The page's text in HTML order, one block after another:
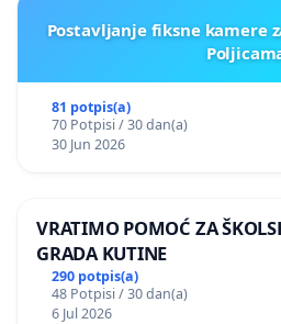
Postavljanje fiksne kamere
81 potpis(a)
70 Potpisi / 30 dan(a)
30 Jun 2026
VRATIMO POMOĆ ZA
GRADA KUTINE
290 potpis(a)
48 Potpisi / 30 dan(a)
6 Jul 2026